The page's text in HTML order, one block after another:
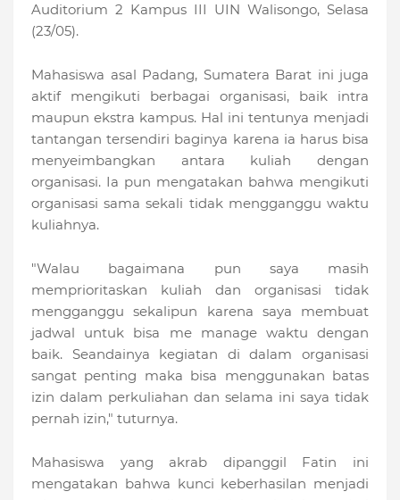
Auditorium 2 Kampus III UIN Walisongo, Selasa
(23/05).
Mahasiswa asal Padang, Sumatera Barat ini juga
aktif mengikuti berbagai organisasi, baik intra
maupun ekstra kampus. Hal ini tentunya menjadi
tantangan tersendiri baginya karena ia harus bisa
menyeimbangkan antara kuliah dengan
organisasi. Ia pun mengatakan bahwa mengikuti
organisasi sama sekali tidak mengganggu waktu
kuliahnya.
"Walau bagaimana pun saya masih
memprioritaskan kuliah dan organisasi tidak
mengganggu sekalipun karena saya membuat
jadwal untuk bisa me manage waktu dengan
baik. Seandainya kegiatan di dalam organisasi
sangat penting maka bisa menggunakan batas
izin dalam perkuliahan dan selama ini saya tidak
pernah izin," tuturnya.
Mahasiswa yang akrab dipanggil Fatin ini
mengatakan bahwa kunci keberhasilan menjadi